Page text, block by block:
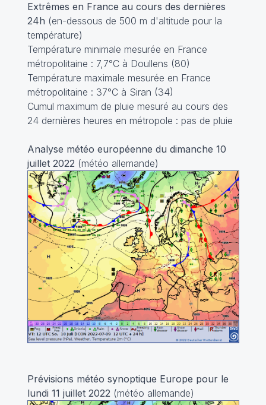
Extrêmes en France au cours des dernières
24h (en-dessous de 500 m d'altitude pour la
température)
Température minimale mesurée en France
métropolitaine : 7,7°C à Doullens (80)
Température maximale mesurée en France
métropolitaine : 37°C à Siran (34)
Cumul maximum de pluie mesuré au cours des
24 dernières heures en métropole : pas de pluie
Analyse météo européenne du dimanche 10
juillet 2022 (météo allemande)
Prévisions météo synoptique Europe pour le
lundi 11 juillet 2022 (météo allemande)